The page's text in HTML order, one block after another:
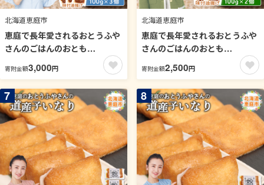
北海道恵庭市
恵庭で長年愛されるおとうふや
さんのごはんのおとも
（100g×3個）【82001601】
寄附金額3,000円
北海道恵庭市
恵庭で長年愛されるおとうふや
さんのごはんのおとも
（100g×2個）【82001501】
寄附金額2,500円
7 8